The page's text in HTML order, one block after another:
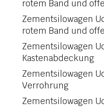
rotem Band und
Zementsilowagen
rotem Band und
Zementsilowagen
Kastenabdeckung
Zementsilowagen
Verrohrung
Zementsilowagen